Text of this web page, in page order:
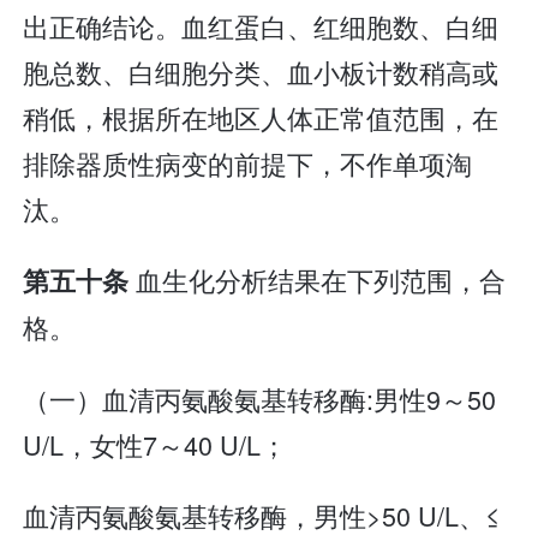
出正确结论。血红蛋白、红细胞数、白细
胞总数、白细胞分类、血小板计数稍高或
稍低，根据所在地区人体正常值范围，在
排除器质性病变的前提下，不作单项淘
汰。
第五十条血生化分析结果在下列范围，合
格。
（一）血清丙氨酸氨基转移酶:男性9～50
U/L，女性7～40 U/L；
血清丙氨酸氨基转移酶，男性>50 U/L、≤